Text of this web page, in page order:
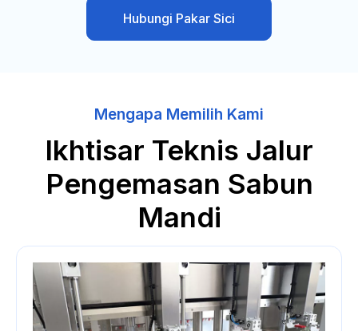
Hubungi Pakar Sici
Mengapa Memilih Kami
Ikhtisar Teknis Jalur
Pengemasan Sabun
Mandi